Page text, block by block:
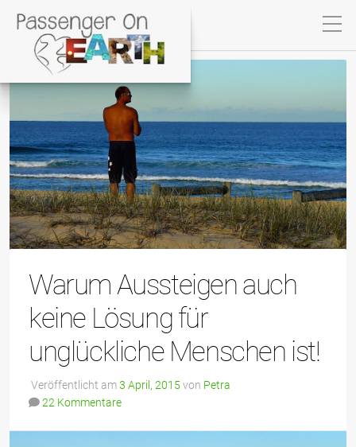
Warum Aussteigen auch
keine Lösung für
unglückliche Menschen ist!
Veröffentlicht am3 April, 2015 von Petra
22 Kommentare